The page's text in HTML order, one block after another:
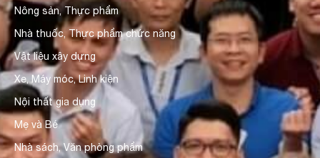
Nông sản, Thực phẩm
Nhà thuốc, Thực phẩm chức năng
Vật liệu xây dựng
Xe, Máy móc, Linh kiện
Nội thất gia dụng
Mẹ và Bé
Nhà sách, Văn phòng phẩm